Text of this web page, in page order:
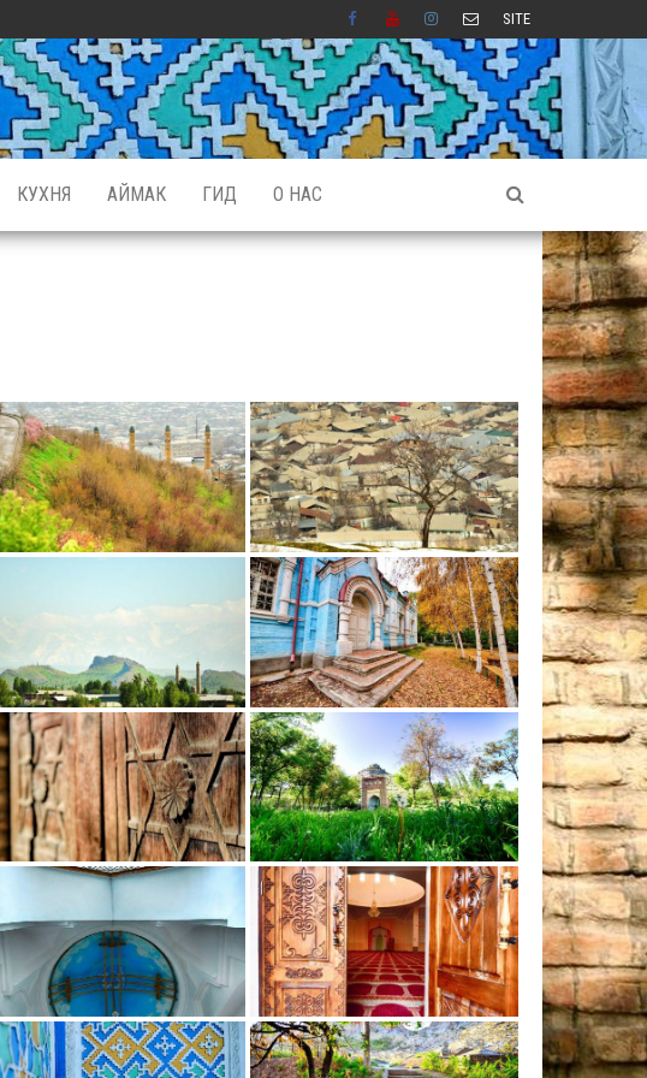
SITE
КУХНЯ АЙМАК ГИД О НАС